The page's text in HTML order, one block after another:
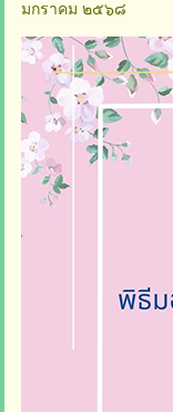
มกราคม ๒๕๖๘